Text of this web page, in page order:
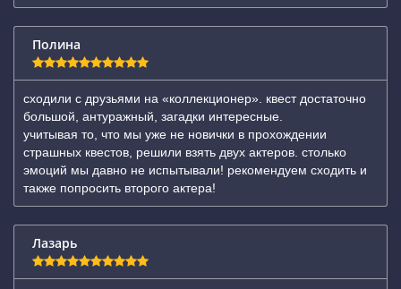
Полина
сходили с друзьями на «коллекционер». квест достаточно
большой, антуражный, загадки интересные.
учитывая то, что мы уже не новички в прохождении
страшных квестов, решили взять двух актеров. столько
эмоций мы давно не испытывали! рекомендуем сходить и
также попросить второго актера!
Лазарь